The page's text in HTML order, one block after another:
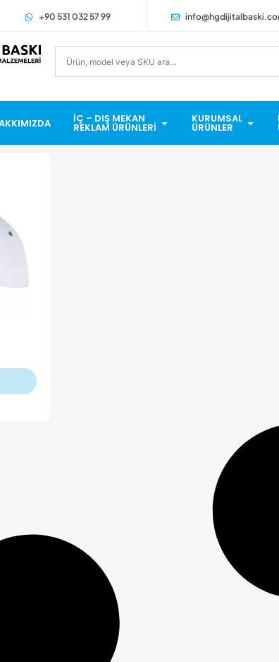
+90 531 032 57 99
İÇ – DIŞ MEKAN
REKLAM ÜRÜNLERI
KURUMSAL
ÜRÜNLER